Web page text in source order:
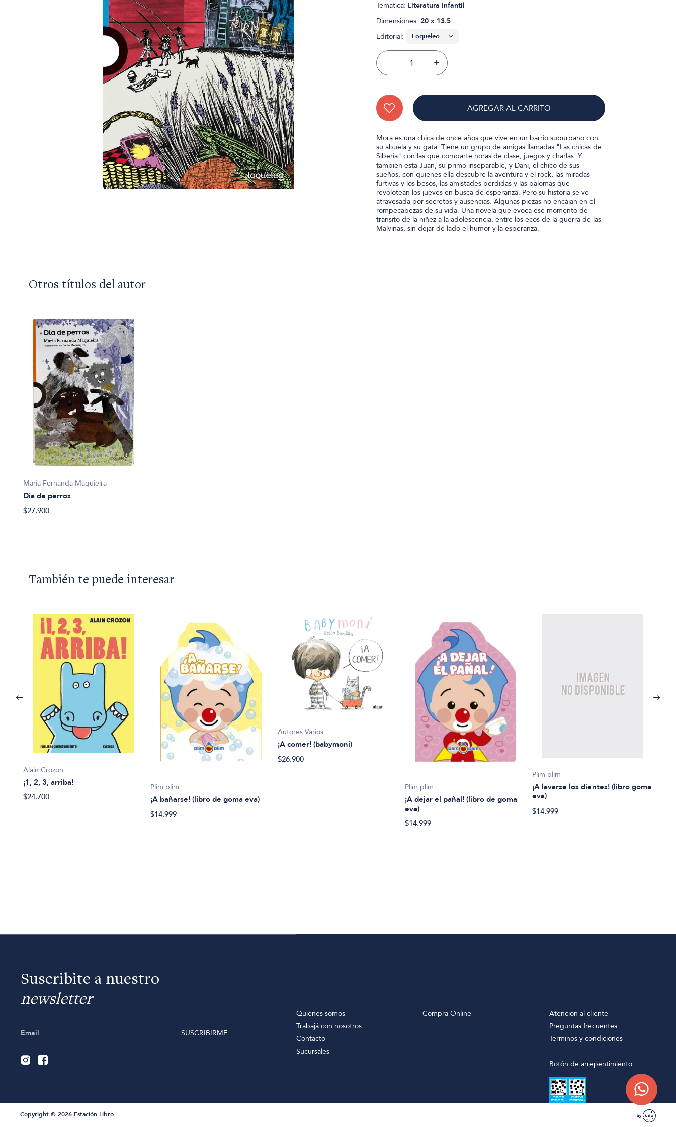
Temática: Literatura Infantil
Dimensiones: 20 x 13.5
Editorial:
- +
AGREGAR AL CARRITO
Mora es una chica de once años que vive en un barrio suburbano con
su abuela y su gata. Tiene un grupo de amigas llamadas "Las chicas de
Siberia" con las que comparte horas de clase, juegos y charlas. Y
también está Juan, su primo inseparable, y Dani, el chico de sus
sueños, con quienes ella descubre la aventura y el rock, las miradas
furtivas y los besos, las amistades perdidas y las palomas que
revolotean los jueves en busca de esperanza. Pero su historia se ve
atravesada por secretos y ausencias. Algunas piezas no encajan en el
rompecabezas de su vida. Una novela que evoca ese momento de
tránsito de la niñez a la adolescencia, entre los ecos de la guerra de las
Malvinas, sin dejar de lado el humor y la esperanza.
Otros títulos del autor
María Fernanda Maquieira
Día de perros
$27.900
También te puede interesar
Alain Crozon
¡1, 2, 3, arriba!
$24.700
Plim plim
¡A bañarse! (libro de goma eva)
$14.999
Autores Varios
¡A comer! (babymoni)
$26.900
Plim plim
¡A dejar el pañal! (libro de goma
eva)
$14.999
Plim plim
¡A lavarse los dientes! (libro goma
eva)
$14.999
Suscribite a nuestro
newsletter
SUSCRIBIRME
Quiénes somos
Trabajá con nosotros
Contacto
Sucursales
Compra Online
Atención al cliente
Preguntas frecuentes
Términos y condiciones
Botón de arrepentimiento
Copyright © 2026 Estación Libro